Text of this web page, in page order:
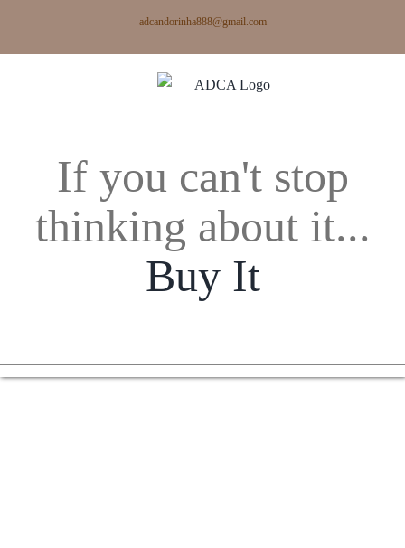
adcandorinha888@gmail.com
If you can't stop
thinking about it...
Buy It